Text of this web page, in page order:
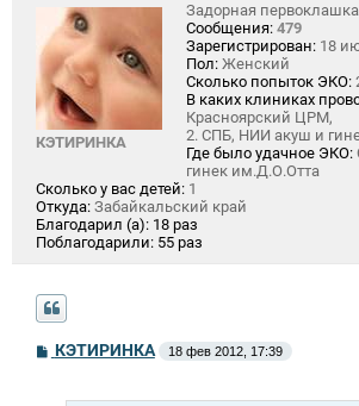
КЭТИРИНКА
Задорная первоклашка
Сообщения: 479
Зарегистрирован: 18
Пол: Женский
Сколько попыток ЭКО:
В каких клиниках
Красноярский ЦРМ,
2. СПБ, НИИ акуш и
Где было удачное ЭКО:
гинек им.Д.О.Отта
Сколько у вас детей: 1
Откуда: Забайкальский край
Благодарил (а): 18 раз
Поблагодарили: 55 раз
СКЭТИРИНКА 18 фев 2012, 17:39